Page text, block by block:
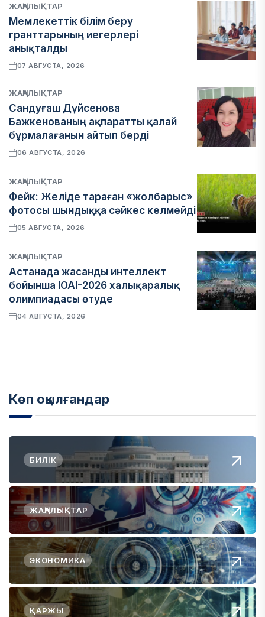
ЖАҢАЛЫҚТАР
Мемлекеттік білім беру
гранттарының иегерлері
анықталды
07 АВГУСТА, 2026
ЖАҢАЛЫҚТАР
Сандуғаш Дүйсенова
Бажкенованың ақпаратты қалай
бұрмалағанын айтып берді
06 АВГУСТА, 2026
ЖАҢАЛЫҚТАР
Фейк: Желіде тараған «жолбарыс»
фотосы шындыққа сәйкес келмейді
05 АВГУСТА, 2026
ЖАҢАЛЫҚТАР
Астанада жасанды интеллект
бойынша IOAI-2026 халықаралық
олимпиадасы өтуде
04 АВГУСТА, 2026
Көп оқылғандар
БИЛІК
ЖАҢАЛЫҚТАР
ЭКОНОМИКА
ҚАРЖЫ